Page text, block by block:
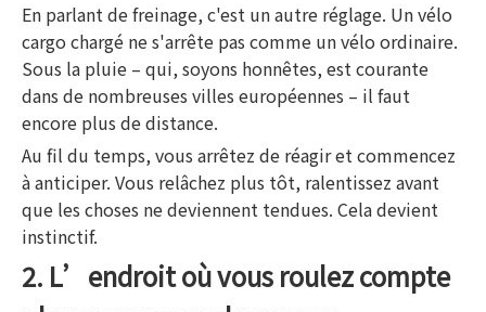
En parlant de freinage, c'est un autre réglage. Un vélo
cargo chargé ne s'arrête pas comme un vélo ordinaire.
Sous la pluie – qui, soyons honnêtes, est courante
dans de nombreuses villes européennes – il faut
encore plus de distance.
Au fil du temps, vous arrêtez de réagir et commencez
à anticiper. Vous relâchez plus tôt, ralentissez avant
que les choses ne deviennent tendues. Cela devient
instinctif.
2. L’endroit où vous roulez compte